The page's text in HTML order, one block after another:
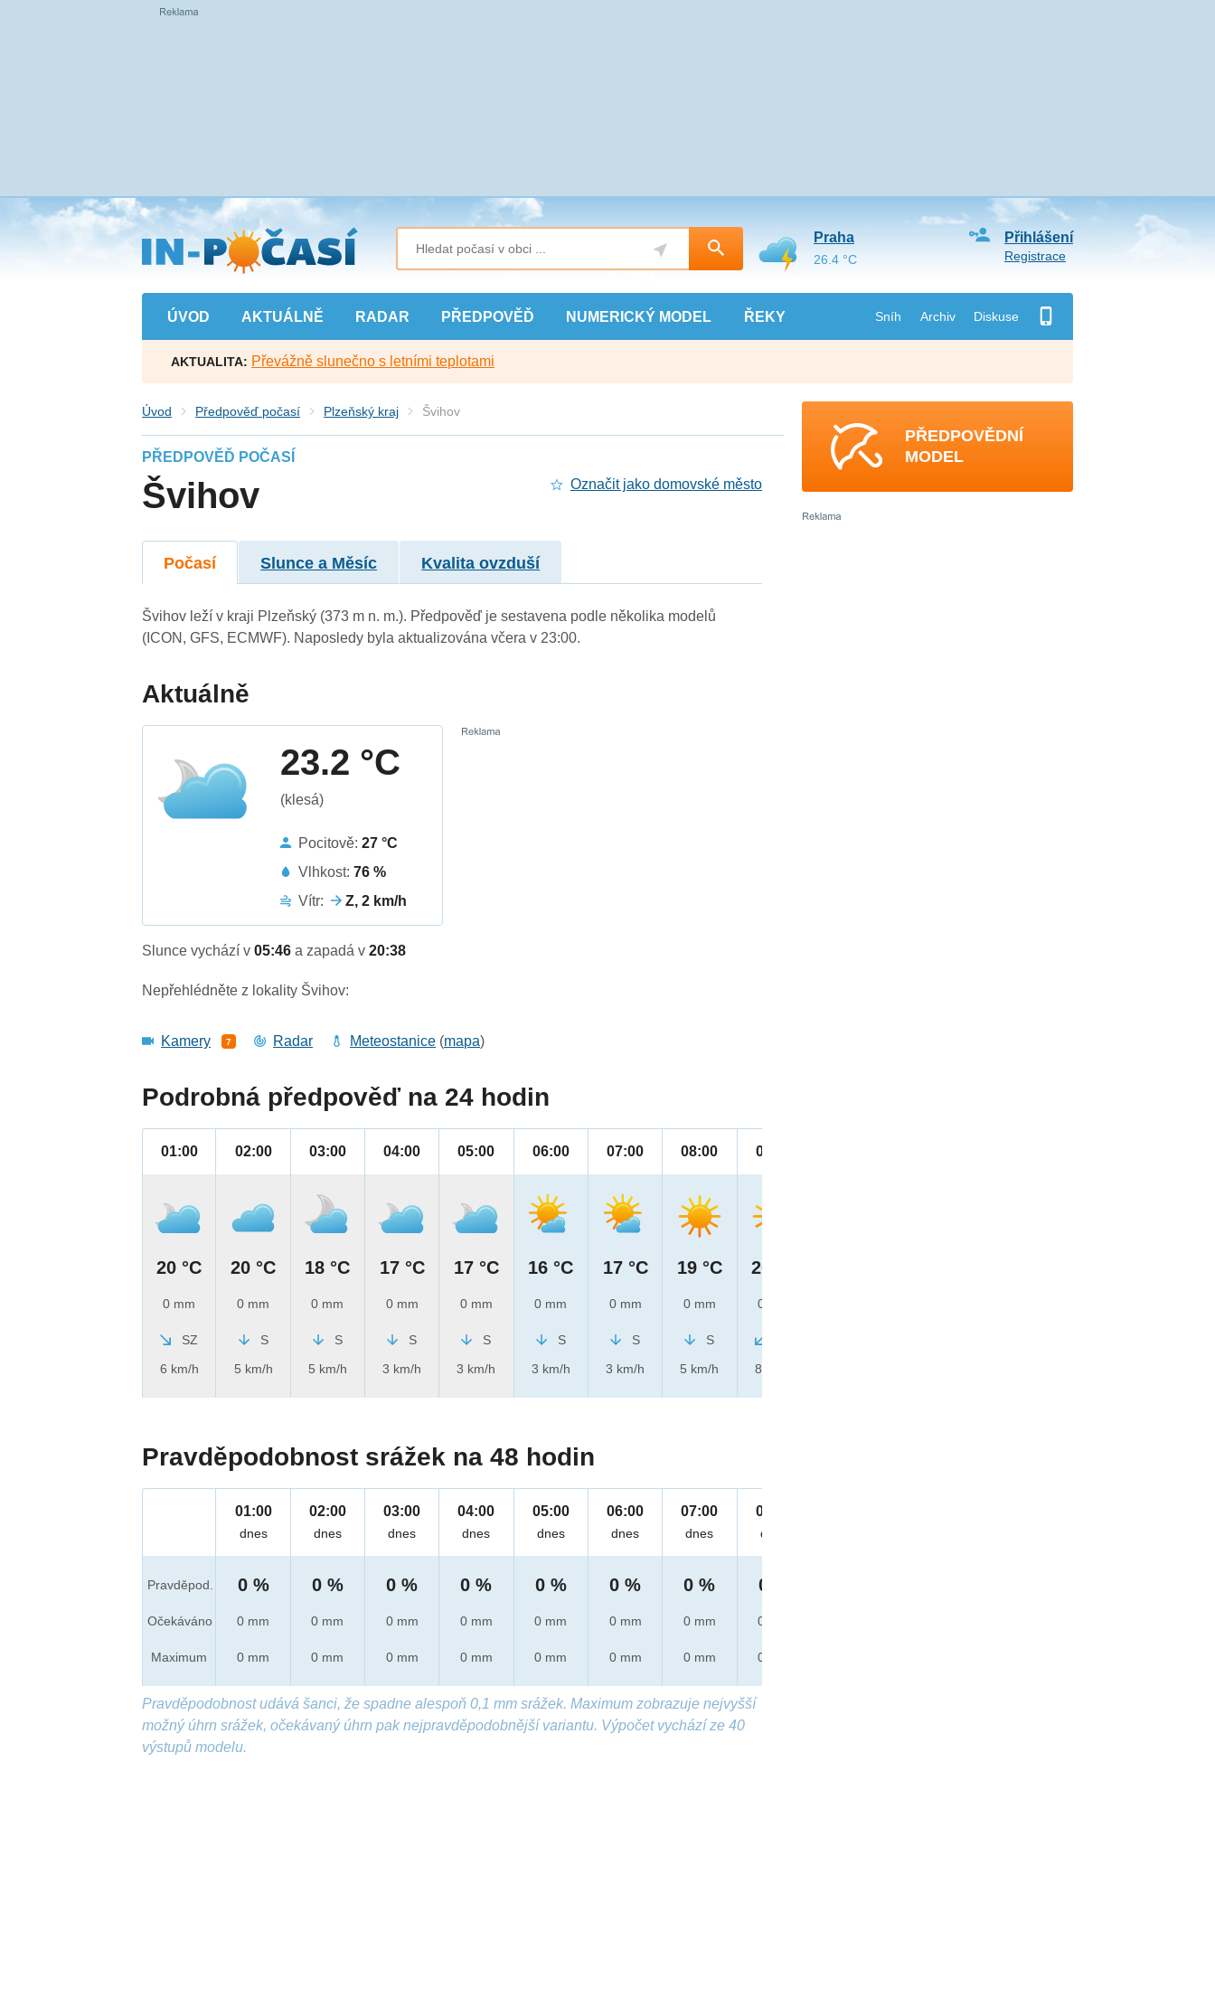
Přejít
na
hlavní
obsah
ÚVOD AKTUÁLNĚ RADAR PŘEDPOVĚĎ NUMERICKÝ MODEL ŘEKY Sníh Archiv Diskuse
Přihlášení
Registrace
Praha
26.4 °C
AKTUALITA: Převážně slunečno s letními teplotami
Úvod Předpověď počasí Plzeňský kraj Švihov
PŘEDPOVĚĎ POČASÍ
Švihov Označit jako domovské město
Počasí Slunce a Měsíc Kvalita ovzduší
Švihov leží v kraji Plzeňský (373 m n. m.). Předpověď je sestavena podle několika modelů
(ICON, GFS, ECMWF). Naposledy byla aktualizována včera v 23:00.
Aktuálně
23.2 °C
(klesá)
Pocitově:27 °C
Vlhkost:76 %
Vítr:
Z, 2 km/h
Slunce vychází v05:46a zapadá v20:38
Nepřehlédněte z lokality Švihov:
Kamery 7 Radar Meteostanice (mapa)
Podrobná předpověď na 24 hodin
01:00
20 °C
0 mm
SZ
6 km/h
02:00
20 °C
0 mm
S
5 km/h
03:00
18 °C
0 mm
S
5 km/h
04:00
17 °C
0 mm
S
3 km/h
05:00
17 °C
0 mm
S
3 km/h
06:00
16 °C
0 mm
S
3 km/h
07:00
17 °C
0 mm
S
3 km/h
08:00
19 °C
0 mm
S
5 km/h
09:00
20 °C
0 mm
8 km/h
Pravděpodobnost srážek na 48 hodin
Pravděpod.
Očekáváno
Maximum
01:00
dnes
0 %
0 mm
0 mm
02:00
dnes
0 %
0 mm
0 mm
03:00
dnes
0 %
0 mm
0 mm
04:00
dnes
0 %
0 mm
0 mm
05:00
dnes
0 %
0 mm
0 mm
06:00
dnes
0 %
0 mm
0 mm
07:00
dnes
0 %
0 mm
0 mm
08:00
dnes
0 %
0 mm
0 mm
Pravděpodobnost udává šanci, že spadne alespoň 0,1 mm srážek. Maximum zobrazuje nejvyšší
možný úhrn srážek, očekávaný úhrn pak nejpravděpodobnější variantu. Výpočet vychází ze 40
výstupů modelu.
PŘEDPOVĚDNÍ
MODEL